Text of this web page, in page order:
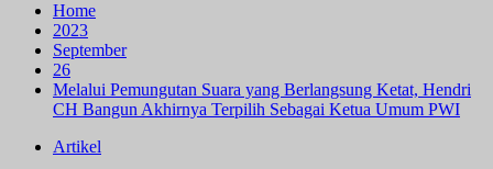
Home
2023
September
26
Melalui Pemungutan Suara yang Berlangsung Ketat, Hendri
CH Bangun Akhirnya Terpilih Sebagai Ketua Umum PWI
Artikel